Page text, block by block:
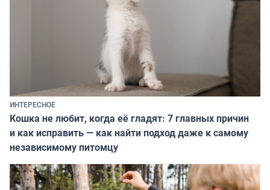
ИНТЕРЕСНОЕ
Кошка не любит, когда её гладят: 7 главных причин
и как исправить — как найти подход даже к самому
независимому питомцу